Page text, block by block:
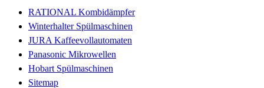
RATIONAL Kombidämpfer
Winterhalter Spülmaschinen
JURA Kaffeevollautomaten
Panasonic Mikrowellen
Hobart Spülmaschinen
Sitemap